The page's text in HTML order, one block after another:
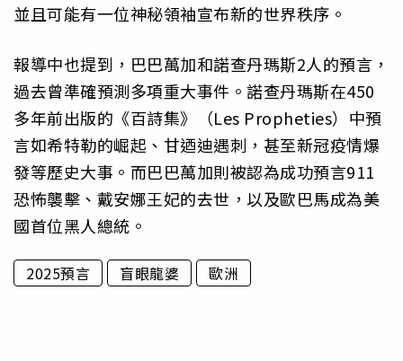
並且可能有一位神秘領袖宣布新的世界秩序。
報導中也提到，巴巴萬加和諾查丹瑪斯2人的預言，
過去曾準確預測多項重大事件。諾查丹瑪斯在450
多年前出版的《百詩集》（Les Propheties）中預
言如希特勒的崛起、甘迺迪遇刺，甚至新冠疫情爆
發等歷史大事。而巴巴萬加則被認為成功預言911
恐怖襲擊、戴安娜王妃的去世，以及歐巴馬成為美
國首位黑人總統。
2025預言 盲眼龍婆 歐洲